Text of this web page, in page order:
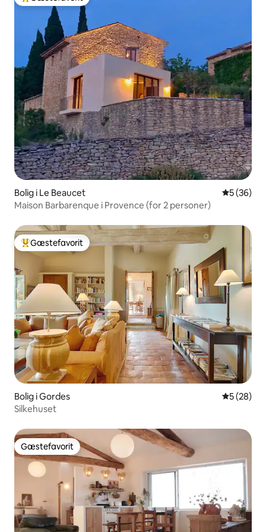
Bedste gæstefavorit
Bolig i Le Beaucet 5 ud af 5 i
5 (36)
Maison Barbarenque i Provence (for 2 personer)
Bedste gæstefavorit
Gæstefavorit
Bolig i Gordes 5 ud af 5 i
5 (28)
Silkehuset
Gæstefavorit
Gæstefavorit